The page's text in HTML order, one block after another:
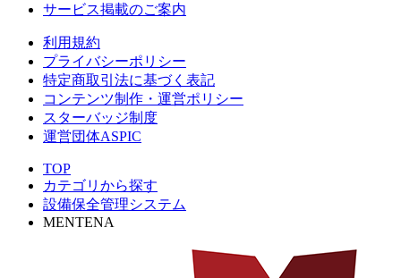
サービス掲載のご案内
利用規約
プライバシーポリシー
特定商取引法に基づく表記
コンテンツ制作・運営ポリシー
スターバッジ制度
運営団体ASPIC
TOP
カテゴリから探す
設備保全管理システム
MENTENA